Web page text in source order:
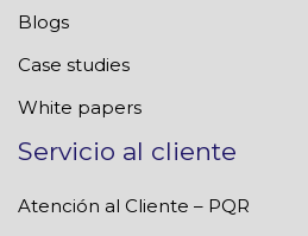
Blogs
Case studies
White papers
Servicio al cliente
Atención al Cliente – PQR